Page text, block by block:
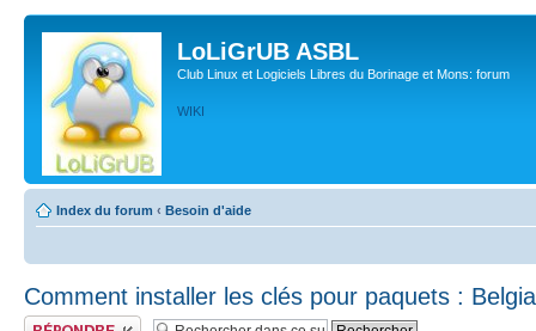
LoLiGrUB ASBL
Club Linux et Logiciels Libres du Borinage et Mons: forum
WIKI
Index du forum ‹ Besoin d'aide
Comment installer les clés pour paquets :
Publier une réponse